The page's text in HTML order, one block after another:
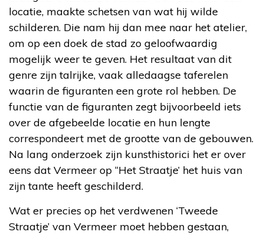
locatie, maakte schetsen van wat hij wilde
schilderen. Die nam hij dan mee naar het atelier,
om op een doek de stad zo geloofwaardig
mogelijk weer te geven. Het resultaat van dit
genre zijn talrijke, vaak alledaagse taferelen
waarin de figuranten een grote rol hebben. De
functie van de figuranten zegt bijvoorbeeld iets
over de afgebeelde locatie en hun lengte
correspondeert met de grootte van de gebouwen.
Na lang onderzoek zijn kunsthistorici het er over
eens dat Vermeer op “Het Straatje’ het huis van
zijn tante heeft geschilderd.
Wat er precies op het verdwenen ‘Tweede
Straatje’ van Vermeer moet hebben gestaan,